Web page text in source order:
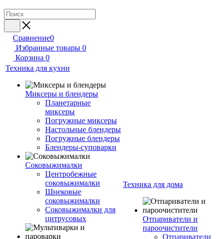
Сравнение0
Избранные товары 0
Корзина 0
Техника для кухни
Миксеры и блендеры
Планетарные
миксеры
Погружные миксеры
Настольные блендеры
Погружные блендеры
Блендеры-суповарки
Соковыжималки
Центробежные
соковыжималки
Шнековые
соковыжималки
Соковыжималки для
цитрусовых
Техника для дома
Отпариватели и
пароочистители
Отпариватели